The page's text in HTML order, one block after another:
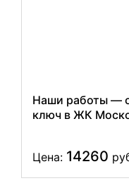
Наши работы —
ключ в ЖК
Цена: 14260